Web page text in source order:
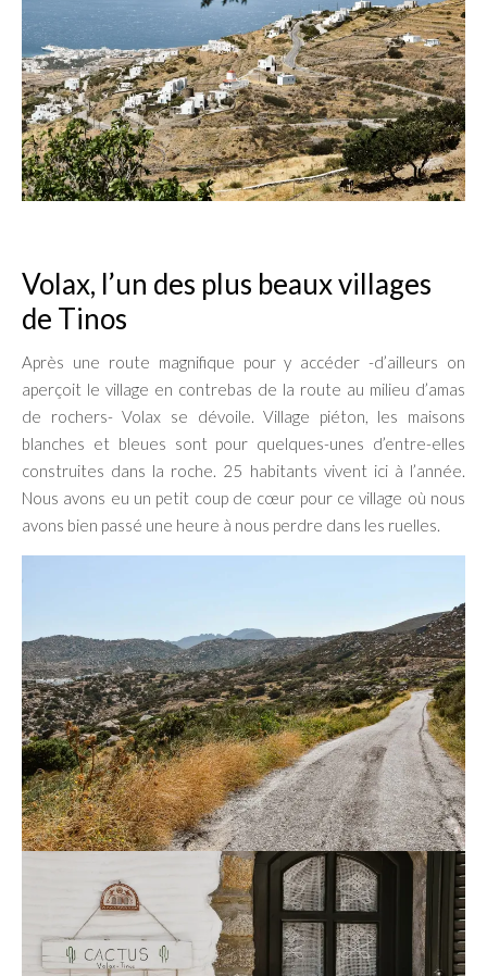
Volax, l’un des plus beaux villages
de Tinos
Après une route magnifique pour y accéder -d’ailleurs on
aperçoit le village en contrebas de la route au milieu d’amas
de rochers- Volax se dévoile. Village piéton, les maisons
blanches et bleues sont pour quelques-unes d’entre-elles
construites dans la roche. 25 habitants vivent ici à l’année.
Nous avons eu un petit coup de cœur pour ce village où nous
avons bien passé une heure à nous perdre dans les ruelles.